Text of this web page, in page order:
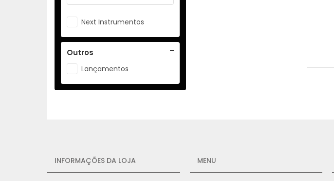
Next Instrumentos
Outros
Lançamentos
INFORMAÇÕES DA LOJA MENU